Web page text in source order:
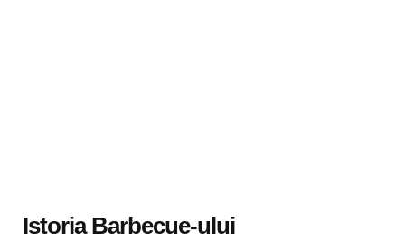
Istoria Barbecue-ului